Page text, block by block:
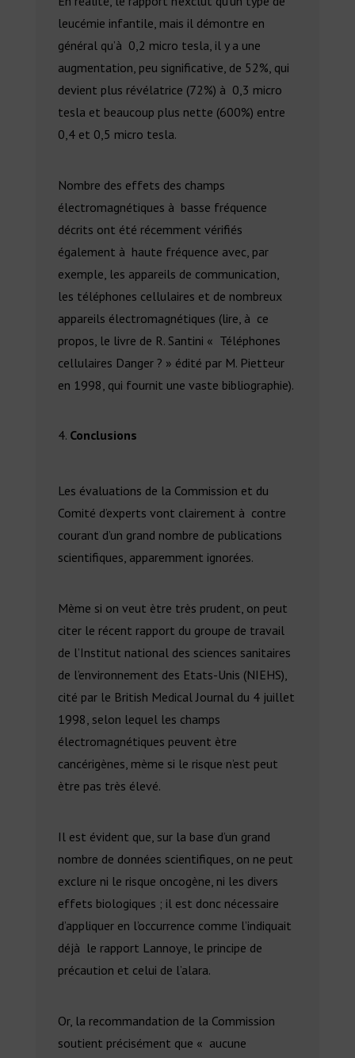
leucémie infantile, mais il démontre en
général qu’à 0,2 micro tesla, il y a une
augmentation, peu significative, de 52%, qui
devient plus révélatrice (72%) à 0,3 micro
tesla et beaucoup plus nette (600%) entre
0,4 et 0,5 micro tesla.
Nombre des effets des champs
électromagnétiques à basse fréquence
décrits ont été récemment vérifiés
également à haute fréquence avec, par
exemple, les appareils de communication,
les téléphones cellulaires et de nombreux
appareils électromagnétiques (lire, à ce
propos, le livre de R. Santini « Téléphones
cellulaires Danger ? » édité par M. Pietteur
en 1998, qui fournit une vaste bibliographie).
Conclusions
Les évaluations de la Commission et du
Comité d’experts vont clairement à contre
courant d’un grand nombre de publications
scientifiques, apparemment ignorées.
Mème si on veut ètre très prudent, on peut
citer le récent rapport du groupe de travail
de l’Institut national des sciences sanitaires
de l’environnement des Etats-Unis (NIEHS),
cité par le British Medical Journal du 4 juillet
1998, selon lequel les champs
électromagnétiques peuvent ètre
cancérigènes, mème si le risque n’est peut
ètre pas très élevé.
Il est évident que, sur la base d’un grand
nombre de données scientifiques, on ne peut
exclure ni le risque oncogène, ni les divers
effets biologiques ; il est donc nécessaire
d’appliquer en l’occurrence comme l’indiquait
déjà le rapport Lannoye, le principe de
précaution et celui de l’alara.
Or, la recommandation de la Commission
soutient précisément que « aucune